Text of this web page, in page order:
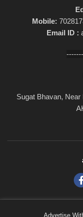
Mobile:
Email ID :
Sugat Bhavan,
Advertise